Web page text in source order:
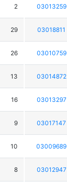
2 03013259
29 03018811
26 03010759
13 03014872
16 03013297
9 03017147
10 03009689
8 03012947